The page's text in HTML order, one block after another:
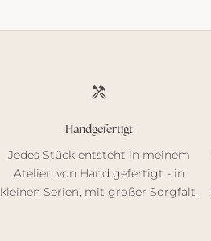
Handgefertigt
Jedes Stück entsteht in meinem
Atelier, von Hand gefertigt - in
kleinen Serien, mit großer Sorgfalt.